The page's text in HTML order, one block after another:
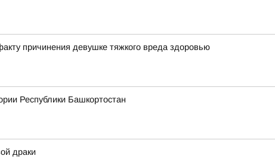
причинения девушке тяжкого вреда здоровью
Республики Башкортостан
драки